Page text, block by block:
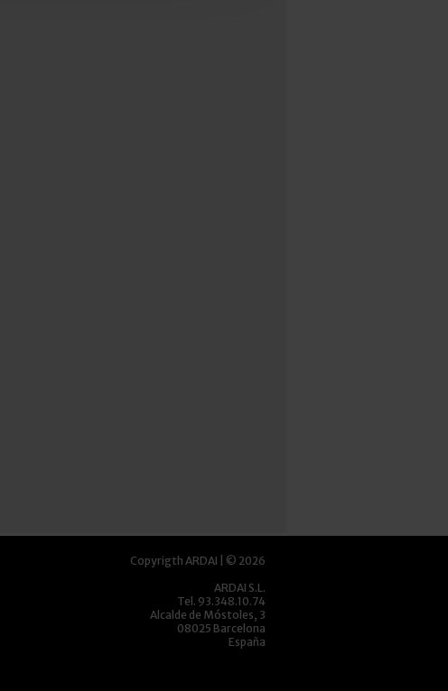
Copyrigth ARDAI | © 2026
ARDAI S.L.
Tel. 93.348.10.74
Alcalde de Móstoles, 3
08025 Barcelona
España